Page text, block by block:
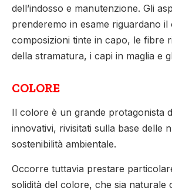
dell’indosso e manutenzione. Gli
prenderemo in esame riguardano
composizioni tinte in capo, le fibre
della stramatura, i capi in maglia e
COLORE
Il colore è un grande protagonista
innovativi, rivisitati sulla base delle
sostenibilità ambientale.
Occorre tuttavia prestare
solidità del colore, che sia naturale